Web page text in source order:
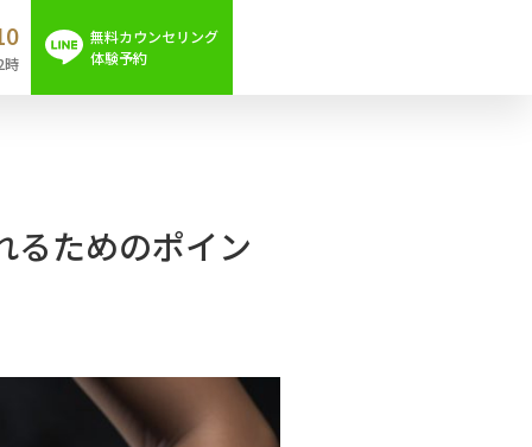
時
無料カウンセリング
体験予約
るためのポイン